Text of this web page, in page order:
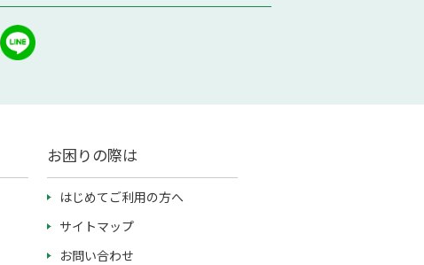
お困りの際は
はじめてご利用の方へ
サイトマップ
お問い合わせ